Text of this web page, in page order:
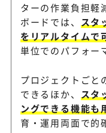
ターの作業負担軽
ボードでは、
スタ
をリアルタイムで
単位でのパフォー
プロジェクトごと
できるほか、
スタ
ングできる機能も
育・運用両面で的